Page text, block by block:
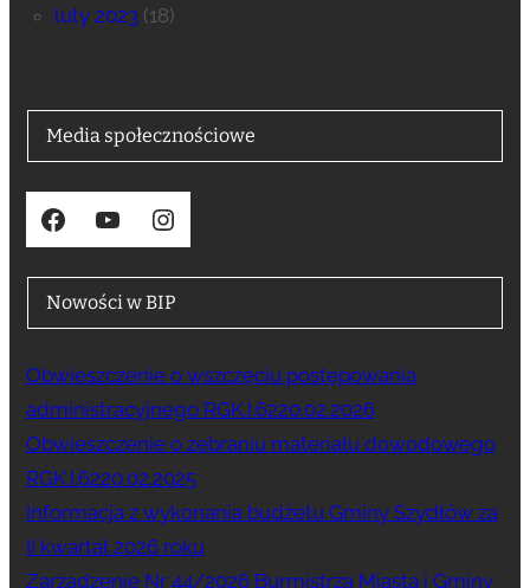
luty 2023(18)
Media społecznościowe
Facebook YouTube Instagram
Nowości w BIP
Obwieszczenie o wszczęciu postępowania
administracyjnego RGK.I.6220.02.2026
Obwieszczenie o zebraniu materiału dowodowego
RGK.I.6220.02.2025
Informacja z wykonania budżetu Gminy Szydłów za
II kwartał 2026 roku
Zarządzenie Nr 44/2026 Burmistrza Miasta i Gminy